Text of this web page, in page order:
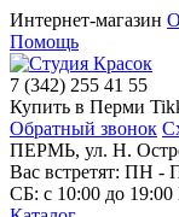
Интернет-магазин
Помощь
7 (342) 255 41 55
Купить в Перми
Обратный звонок
ПЕРМЬ, ул. Н.
Вас встретят: ПН -
СБ: с 10:00 до 19:00